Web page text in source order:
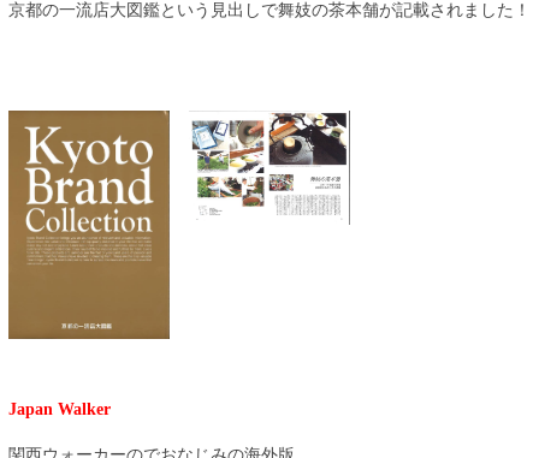
京都の一流店大図鑑という見出しで舞妓の茶本舗が記載されました！
Japan Walker